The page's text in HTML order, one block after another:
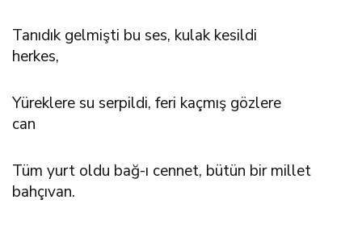
Tanıdık gelmişti bu ses, kulak kesildi
herkes,
Yüreklere su serpildi, feri kaçmış gözlere
can
Tüm yurt oldu bağ-ı cennet, bütün bir millet
bahçıvan.